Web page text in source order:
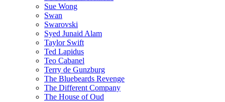
Sue Wong
Swan
Swarovski
Syed Junaid Alam
Taylor Swift
Ted Lapidus
Teo Cabanel
Terry de Gunzburg
The Bluebeards Revenge
The Different Company
The House of Oud